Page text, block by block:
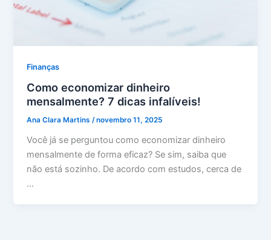
Finanças
Como economizar dinheiro
mensalmente? 7 dicas infalíveis!
Ana Clara Martins/novembro 11, 2025
Você já se perguntou como economizar dinheiro
mensalmente de forma eficaz? Se sim, saiba que
não está sozinho. De acordo com estudos, cerca de
…